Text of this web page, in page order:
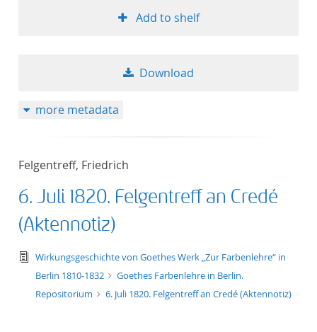
Add to shelf
Download
more metadata
Felgentreff, Friedrich
6. Juli 1820. Felgentreff an Credé
(Aktennotiz)
text/tg.edition+tg.aggregation+xml
Wirkungsgeschichte von Goethes Werk „Zur Farbenlehre“ in
Berlin 1810-1832
Goethes Farbenlehre in Berlin.
Repositorium
6. Juli 1820. Felgentreff an Credé (Aktennotiz)